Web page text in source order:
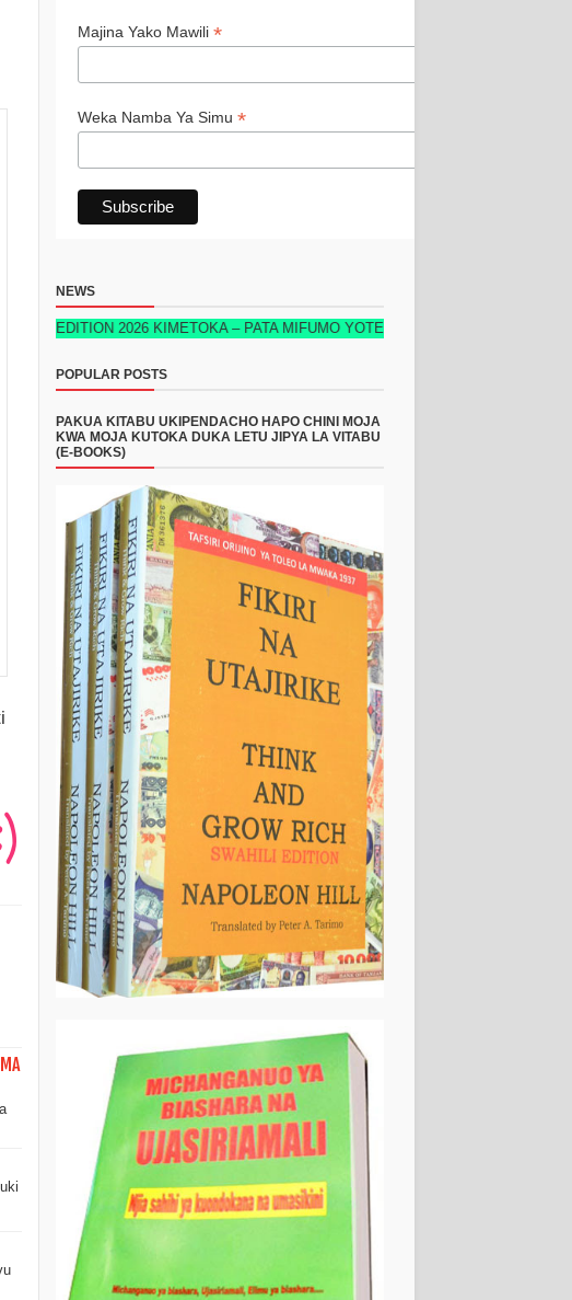
Majina Yako Mawili *
Weka Namba Ya Simu *
NEWS
2026 KIMETOKA – PATA MIFUMO YOTE YA KUFUATILIA MAUZO, STOKU,
POPULAR POSTS
PAKUA KITABU UKIPENDACHO HAPO CHINI MOJA
KWA MOJA KUTOKA DUKA LETU JIPYA LA VITABU
(E-BOOKS)